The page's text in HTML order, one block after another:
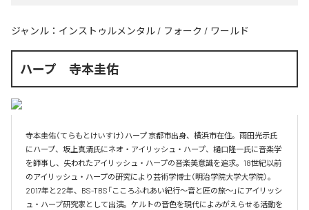
ジャンル： インストゥルメンタル / フォーク / ワールド
ハープ 寺本圭佑
寺本圭佑（てらもとけいすけ）ハープ 京都市出身、横浜市在住。雨田光示氏
にハープ、坂上真清氏にネオ・アイリッシュ・ハープ、樋口隆一氏に音楽学
を師事し、失われたアイリッシュ・ハープの音楽美意識を追求。18世紀以前
のアイリッシュ・ハープの研究により芸術学博士（明治学院大学大学院）。
2017年と22年、BS-TBS「こころふれあい紀行～音と匠の旅～」にアイリッシ
ュ・ハープ研究家として出演。ケルトの音色を現代によみがえらせる活動を